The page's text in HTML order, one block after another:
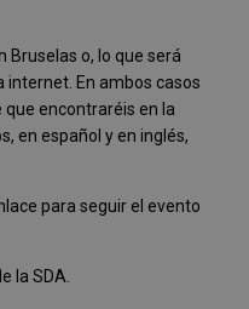
Bruselas o, lo que será
internet. En ambos casos
encontraréis en la
en español y en inglés,
para seguir el evento
la SDA.